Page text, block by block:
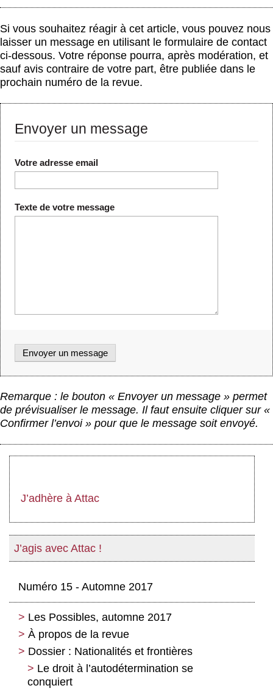
Si vous souhaitez réagir à cet article, vous pouvez nous
laisser un message en utilisant le formulaire de contact
ci-dessous. Votre réponse pourra, après modération, et
sauf avis contraire de votre part, être publiée dans le
prochain numéro de la revue.
Envoyer un message
Votre adresse email
Texte de votre message
Remarque : le bouton « Envoyer un message » permet
de prévisualiser le message. Il faut ensuite cliquer sur «
Confirmer l’envoi » pour que le message soit envoyé.
J’adhère à Attac
J’agis avec Attac !
Numéro 15 - Automne 2017
Les Possibles, automne 2017
À propos de la revue
Dossier : Nationalités et frontières
Le droit à l’autodétermination se
conquiert